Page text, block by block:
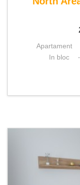
Apartament
In bloc